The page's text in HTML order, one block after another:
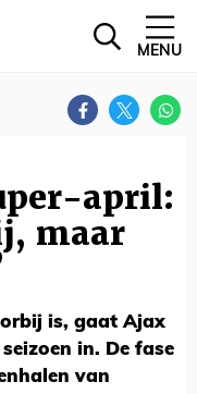
MENU
april:
maar
is, gaat Ajax
in. De fase
van